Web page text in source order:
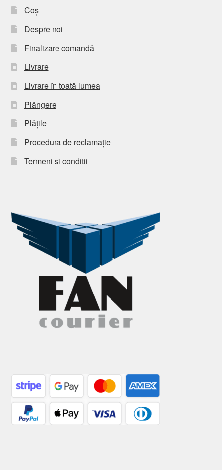
Coș
Despre noi
Finalizare comandă
Livrare
Livrare în toată lumea
Plângere
Plățile
Procedura de reclamație
Termeni si conditii